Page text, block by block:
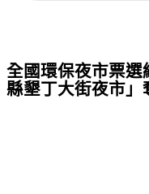
全國環保夜市票
縣墾丁大街夜市」